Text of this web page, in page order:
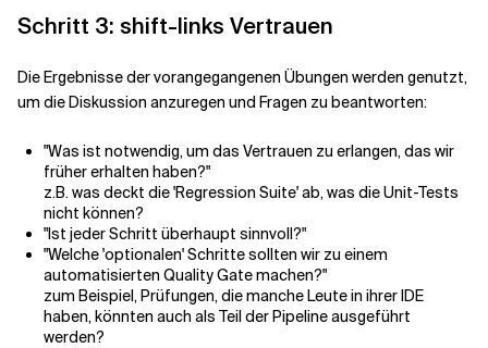
Schritt 3: shift-links Vertrauen
Die Ergebnisse der vorangegangenen Übungen werden genutzt,
um die Diskussion anzuregen und Fragen zu beantworten:
"Was ist notwendig, um das Vertrauen zu erlangen, das wir
früher erhalten haben?"
z.B. was deckt die 'Regression Suite' ab, was die Unit-Tests
nicht können?
"Ist jeder Schritt überhaupt sinnvoll?"
"Welche 'optionalen' Schritte sollten wir zu einem
automatisierten Quality Gate machen?"
zum Beispiel, Prüfungen, die manche Leute in ihrer IDE
haben, könnten auch als Teil der Pipeline ausgeführt
werden?